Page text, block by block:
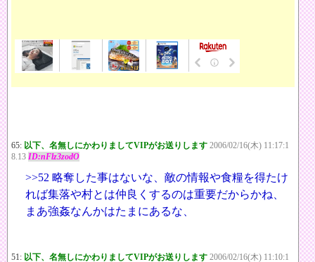
65: 以下、名無しにかわりましてVIPがお送りします 2006/02/16(木) 11:17:1
8.13 ID:nFlz3zodO
>>52 略奪した事はないな、敵の情報や食糧を得たけ
れば集落や村とは仲良くするのは重要だからかね、
まあ強姦なんかはたまにあるな、
51: 以下、名無しにかわりましてVIPがお送りします 2006/02/16(木) 11:10:1